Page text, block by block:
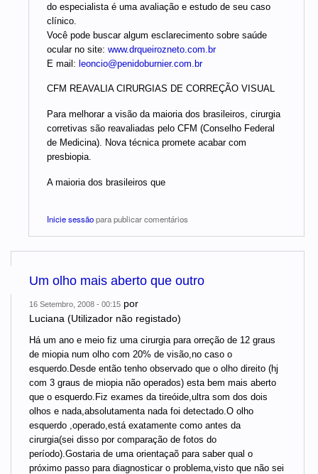
do especialista é uma avaliação e estudo de seu caso
clínico.
Você pode buscar algum esclarecimento sobre saúde
ocular no site: www.drqueirozneto.com.br
E mail: leoncio@penidoburnier.com.br
CFM REAVALIA CIRURGIAS DE CORREÇÃO VISUAL
Para melhorar a visão da maioria dos brasileiros, cirurgia
corretivas são reavaliadas pelo CFM (Conselho Federal
de Medicina). Nova técnica promete acabar com
presbiopia.
A maioria dos brasileiros que
Inicie sessãopara publicar comentários
Um olho mais aberto que outro
16 Setembro, 2008 - 00:15 por
Luciana (Utilizador não registado)
Há um ano e meio fiz uma cirurgia para orreção de 12 graus
de miopia num olho com 20% de visão,no caso o
esquerdo.Desde então tenho observado que o olho direito (hj
com 3 graus de miopia não operados) esta bem mais aberto
que o esquerdo.Fiz exames da tireóide,ultra som dos dois
olhos e nada,absolutamenta nada foi detectado.O olho
esquerdo ,operado,está exatamente como antes da
cirurgia(sei disso por comparação de fotos do
período).Gostaria de uma orientaçaõ para saber qual o
próximo passo para diagnosticar o problema,visto que não sei